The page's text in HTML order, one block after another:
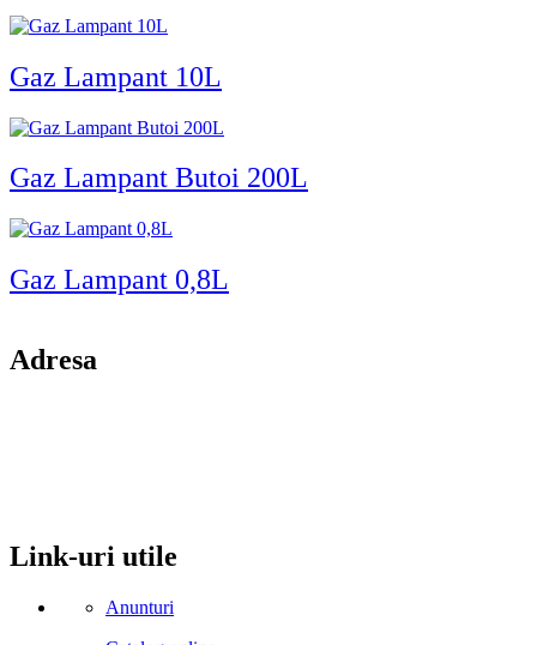
Gaz Lampant 10L
Gaz Lampant Butoi 200L
Gaz Lampant 0,8L
Adresa
Link-uri utile
Anunturi